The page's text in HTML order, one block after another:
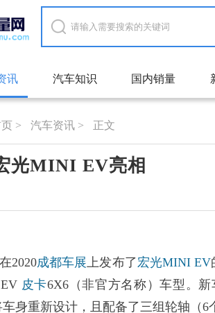
讯 汽车知识 国内销量
> 汽车资讯 > 正文
光MINI EV亮相
2020成都车展 上发布了宏光MINI EV
皮卡6X6（非官方名称）车型。
身重新设计，且配备了三组轮轴（6